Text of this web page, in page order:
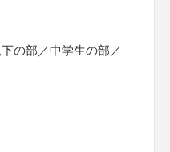
の部／中学生の部／